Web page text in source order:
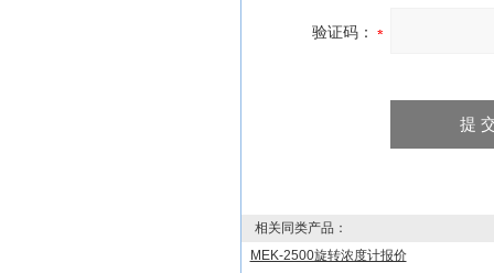
验证码：
相关同类产品：
MEK-2500旋转浓度计报价